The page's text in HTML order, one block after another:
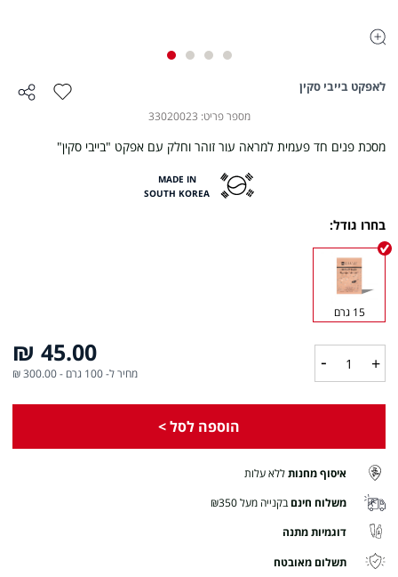
הוספה
לאפקט בייבי סקין
מספר פריט 33020023
מסכת פנים חד פעמית למראה עור זוהר וחלק עם אפקט "בייבי סקין"
MADE IN
SOUTH KOREA
בחרו גודל
15 גרם
+
-
45.00 ₪
מחיר ל- 100 גרם -
300.00 ₪
הוספה לסל >
איסוף מחנותללא עלות
משלוח חינם בקנייה מעל ₪350
דוגמיות מתנה
תשלום מאובטח
להתחלה
תמונות